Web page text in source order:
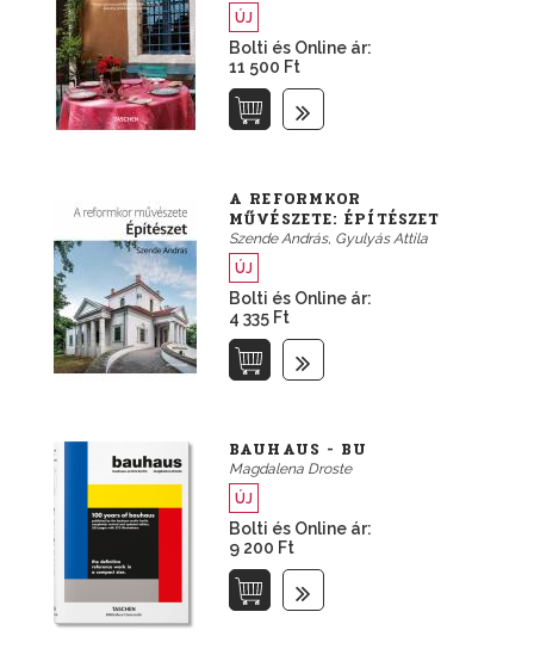
ÚJ
Bolti és Online ár:
11 500 Ft
A REFORMKOR
MŰVÉSZETE: ÉPÍTÉSZET
Szende András, Gyulyás Attila
ÚJ
Bolti és Online ár:
4 335 Ft
BAUHAUS - BU
Magdalena Droste
ÚJ
Bolti és Online ár:
9 200 Ft